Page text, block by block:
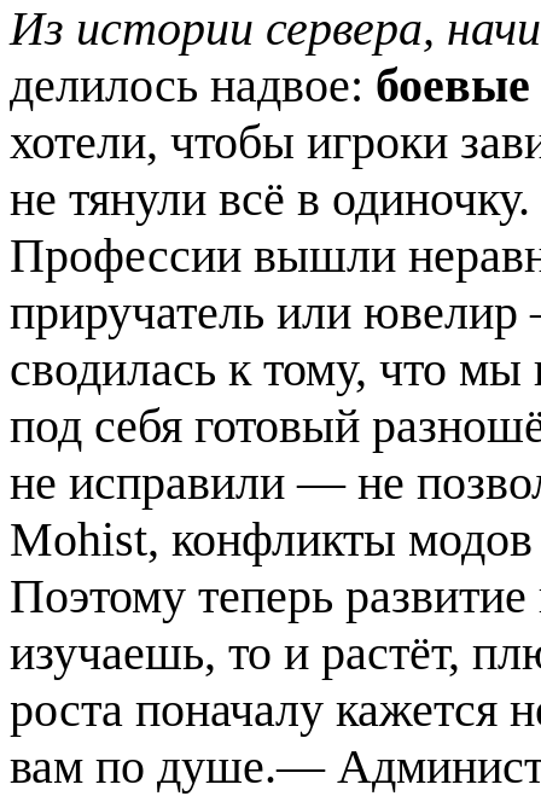
Из истории сервера,
делилось надвое:
хотели, чтобы игроки
не тянули всё в
Профессии вышли
приручатель или
сводилась к тому, что
под себя готовый
не исправили — не
Mohist, конфликты модов
Поэтому теперь
изучаешь, то и растёт,
роста поначалу кажется
вам по душе.—